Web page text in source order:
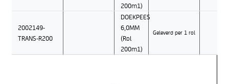
200m1)
2002149-
TRANS-R200
DOEKPEES
6,0MM
(Rol
200m1)
Geleverd per 1 rol